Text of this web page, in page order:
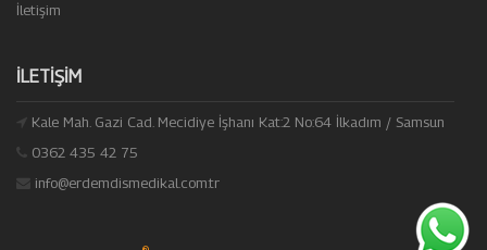
İletişim
İLETIŞIM
Kale Mah. Gazi Cad. Mecidiye İşhanı Kat:2 No:64 İlkadım / Samsun
0362 435 42 75
info@erdemdismedikal.com.tr